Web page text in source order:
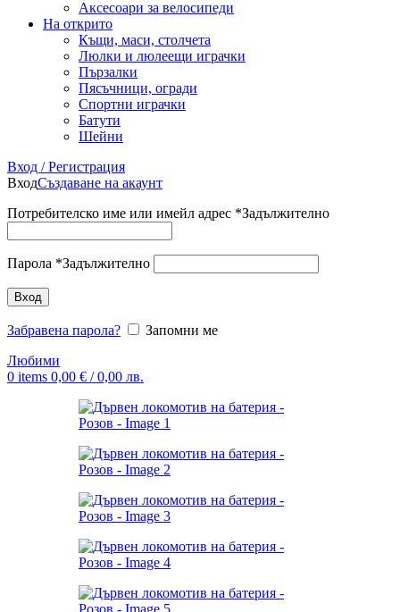
Аксесоари за велосипеди
На открито
Къщи, маси, столчета
Люлки и люлеещи играчки
Пързалки
Пясъчници, огради
Спортни играчки
Батути
Шейни
Вход / Регистрация
ВходСъздаване на акаунт
Потребителско име или имейл адрес *Задължително
Парола *Задължително
Вход
Забравена парола?
Запомни ме
Любими
0 items 0,00 € / 0,00 лв.